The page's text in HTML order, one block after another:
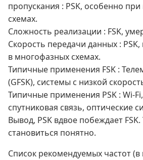
пропускания : PSK, особенно
схемах.
Сложность реализации : FSK,
Скорость передачи данных :
в многофазных схемах.
Типичные применения FSK :
(GFSK), системы с низкой
Типичные применения PSK : Wi-
спутниковая связь, оптические
Вывод, PSK вдвое побеждает
становиться понятно.
Список рекомендуемых частот (в